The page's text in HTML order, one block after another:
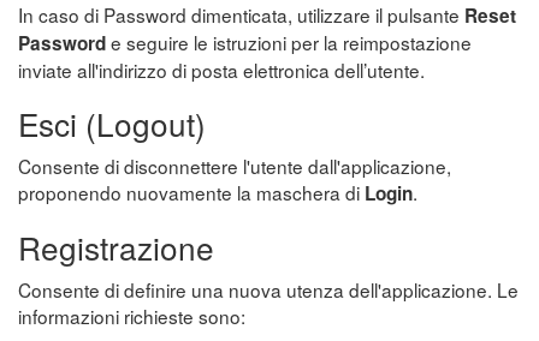
In caso di Password dimenticata, utilizzare il pulsante Reset
Passworde seguire le istruzioni per la reimpostazione
inviate all'indirizzo di posta elettronica dell’utente.
Esci (Logout)
Consente di disconnettere l'utente dall'applicazione,
proponendo nuovamente la maschera di Login.
Registrazione
Consente di definire una nuova utenza dell'applicazione. Le
informazioni richieste sono: